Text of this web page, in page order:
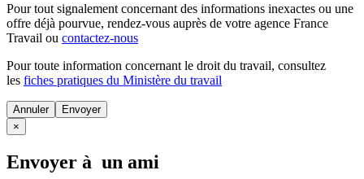
Pour tout signalement concernant des informations inexactes ou une
offre déjà pourvue, rendez-vous auprès de votre agence France
Travail ou contactez-nous
Pour toute information concernant le droit du travail, consultez
les fiches pratiques du Ministère du travail
Annuler
×
Envoyer à un ami